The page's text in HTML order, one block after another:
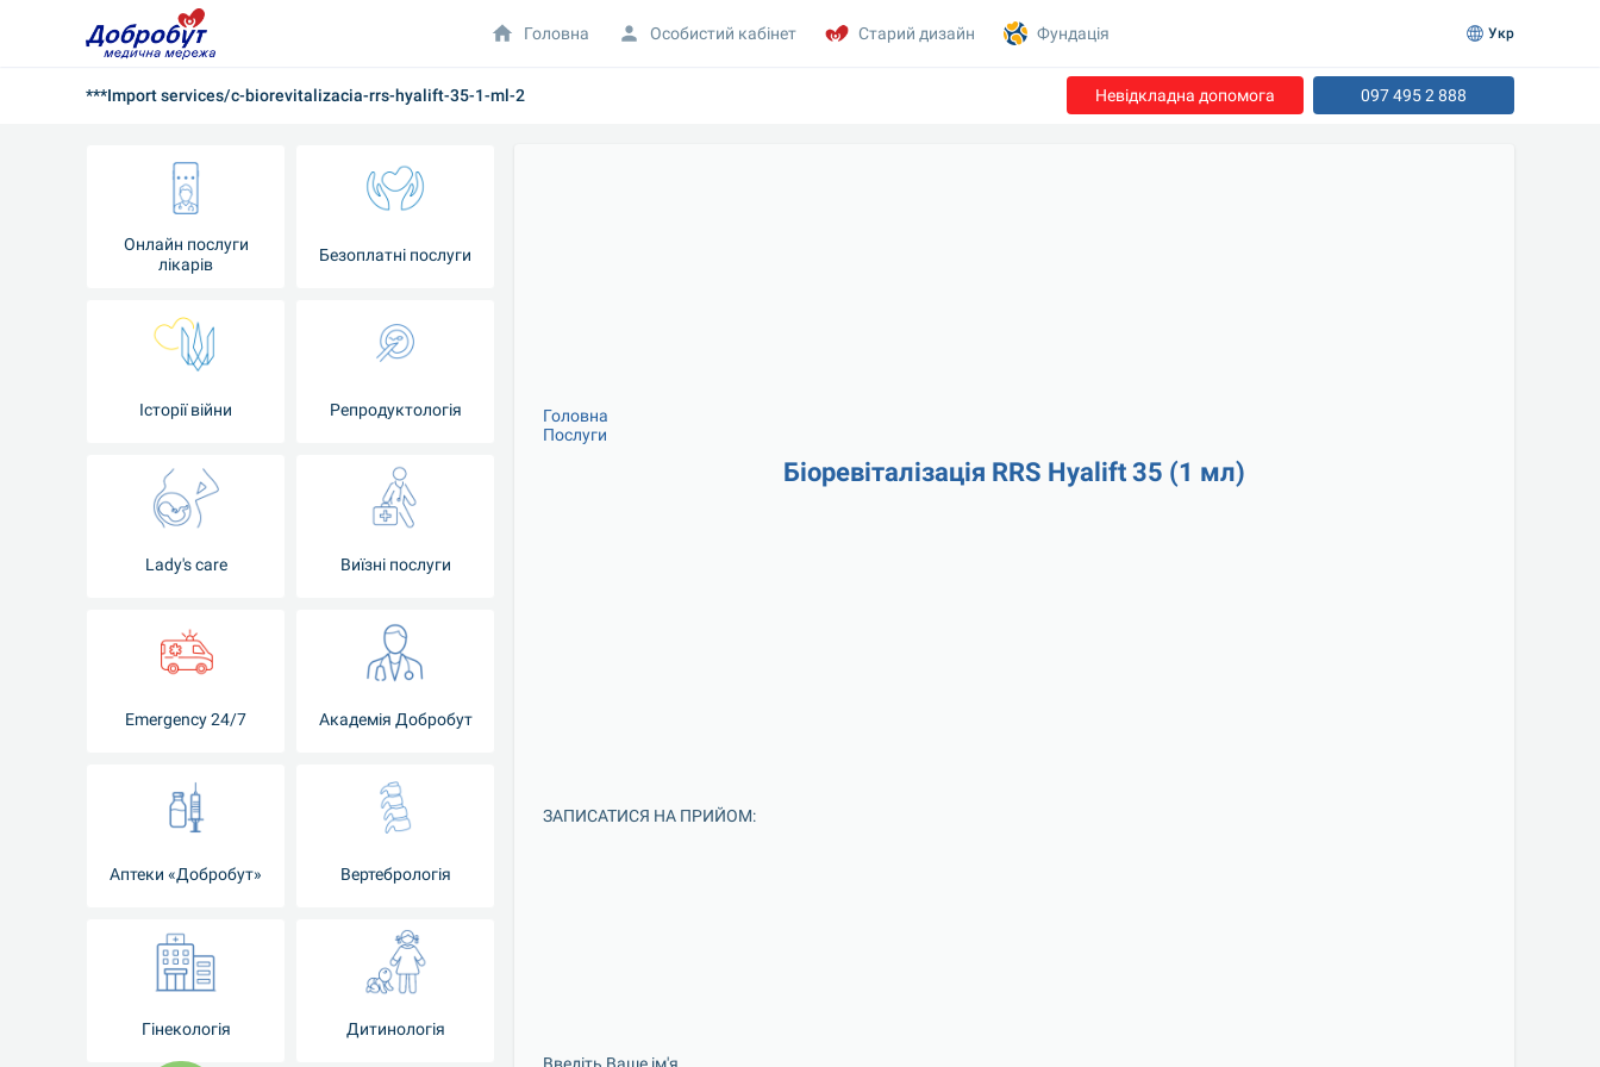
***Import services/c-biorevitalizacia-rrs-hyalift-35-1-ml-2 Невідкладна допомога 097 495 2 888
Онлайн послуги
лікарів
Безоплатні послуги
Історії війни Репродуктологія
Lady's care Виїзні послуги
Emergency 24/7 Академія Добробут
Аптеки «Добробут» Вертебрологія
Гінекологія Дитинологія
Головна
Послуги
Біоревіталізація RRS Hyalift 35 (1 мл)
ЗАПИСАТИСЯ НА ПРИЙОМ:
Головна Особистий кабінет Старий дизайн Фундація Укр